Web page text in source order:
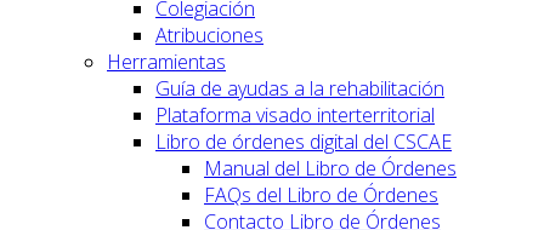
Colegiación
Atribuciones
Herramientas
Guía de ayudas a la rehabilitación
Plataforma visado interterritorial
Libro de órdenes digital del CSCAE
Manual del Libro de Órdenes
FAQs del Libro de Órdenes
Contacto Libro de Órdenes